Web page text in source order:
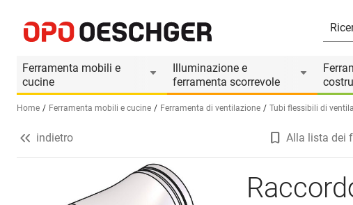
Ferramenta mobili e
cucine
Illuminazione e
ferramenta scorrevole
Seleziona una lingua (IT)
Home Ferramenta mobili e cucine Ferramenta di ventilazione Tubi flessibili di
Informazioni prodotto
Il prodotto è accessorio di
indietro Alla lista dei